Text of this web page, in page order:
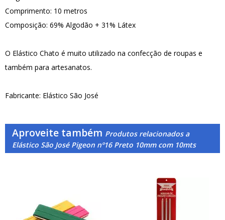
Comprimento: 10 metros
Composição: 69% Algodão + 31% Látex
O Elástico Chato é muito utilizado na confecção de roupas e
também para artesanatos.
Fabricante: Elástico São José
Aproveite também Produtos relacionados a
Elástico São José Pigeon nº16 Preto 10mm com 10mts